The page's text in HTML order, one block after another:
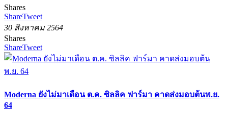
Shares
ShareTweet
30 สิงหาคม 2564
Shares
ShareTweet
Moderna ยังไม่มาเดือน ต.ค. ซิลลิค ฟาร์มา คาดส่งมอบต้นพ.ย.
64